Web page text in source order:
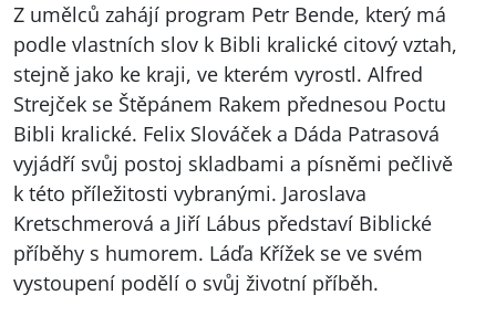
Z umělců zahájí program Petr Bende, který má
podle vlastních slov k Bibli kralické citový vztah,
stejně jako ke kraji, ve kterém vyrostl. Alfred
Strejček se Štěpánem Rakem přednesou Poctu
Bibli kralické. Felix Slováček a Dáda Patrasová
vyjádří svůj postoj skladbami a písněmi pečlivě
k této příležitosti vybranými. Jaroslava
Kretschmerová a Jiří Lábus představí Biblické
příběhy s humorem. Láďa Křížek se ve svém
vystoupení podělí o svůj životní příběh.